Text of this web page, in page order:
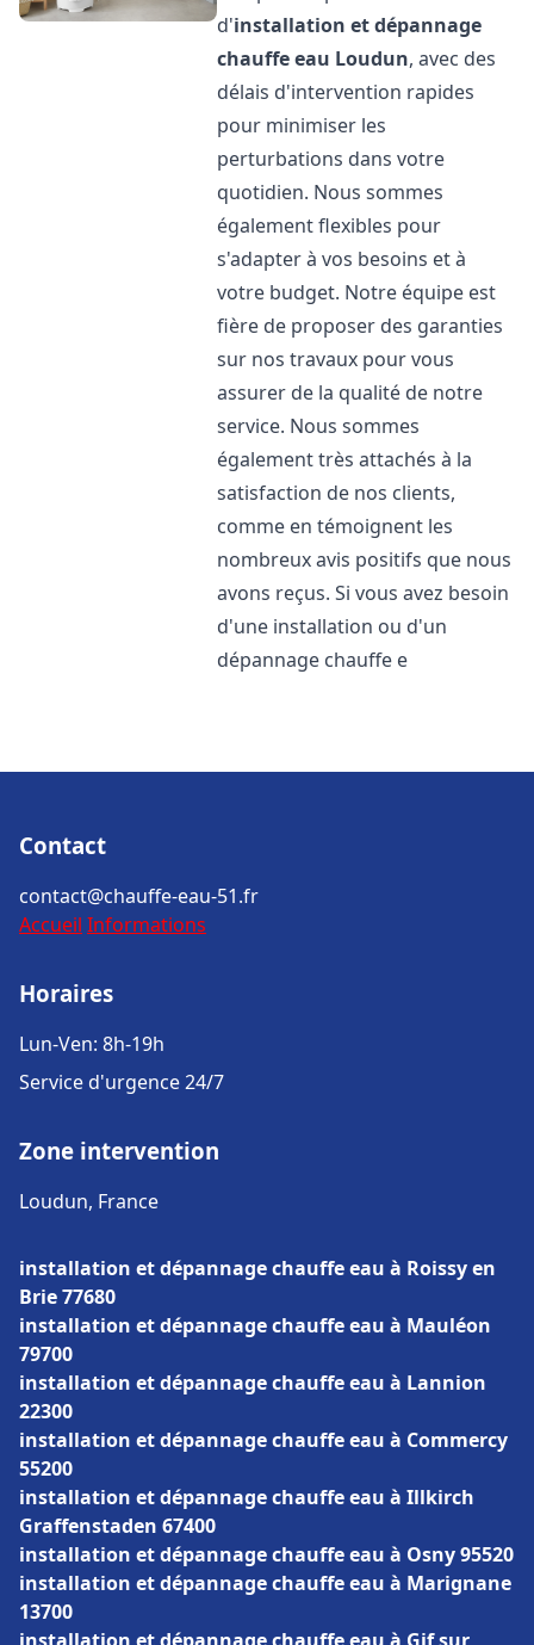
d'installation et dépannage
chauffe eau Loudun, avec des
délais d'intervention rapides
pour minimiser les
perturbations dans votre
quotidien. Nous sommes
également flexibles pour
s'adapter à vos besoins et à
votre budget. Notre équipe est
fière de proposer des garanties
sur nos travaux pour vous
assurer de la qualité de notre
service. Nous sommes
également très attachés à la
satisfaction de nos clients,
comme en témoignent les
nombreux avis positifs que nous
avons reçus. Si vous avez besoin
d'une installation ou d'un
dépannage chauffe e
Contact
contact@chauffe-eau-51.fr
Accueil Informations
Horaires
Lun-Ven: 8h-19h
Service d'urgence 24/7
Zone intervention
Loudun, France
installation et dépannage chauffe eau à Roissy en
Brie 77680
installation et dépannage chauffe eau à Mauléon
79700
installation et dépannage chauffe eau à Lannion
22300
installation et dépannage chauffe eau à Commercy
55200
installation et dépannage chauffe eau à Illkirch
Graffenstaden 67400
installation et dépannage chauffe eau à Osny 95520
installation et dépannage chauffe eau à Marignane
13700